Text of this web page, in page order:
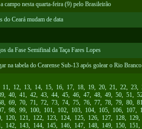
campo nesta quarta-feira (9) pelo Brasileirão
do Ceará mudam de data
da Fase Semifinal da Taça Fares Lopes
na tabela do Cearense Sub-13 após golear o Rio Branco
11, 12, 13, 14, 15, 16, 17, 18, 19, 20, 21, 22, 23,
, 40, 41, 42, 43, 44, 45, 46, 47, 48, 49, 50, 51,
, 69, 70, 71, 72, 73, 74, 75, 76, 77, 78, 79, 80,
, 98, 99, 100, 101, 102, 103, 104, 105, 106, 107,
, 120, 121, 122, 123, 124, 125, 126, 127, 128, 129
, 142, 143, 144, 145, 146, 147, 148, 149, 150, 151